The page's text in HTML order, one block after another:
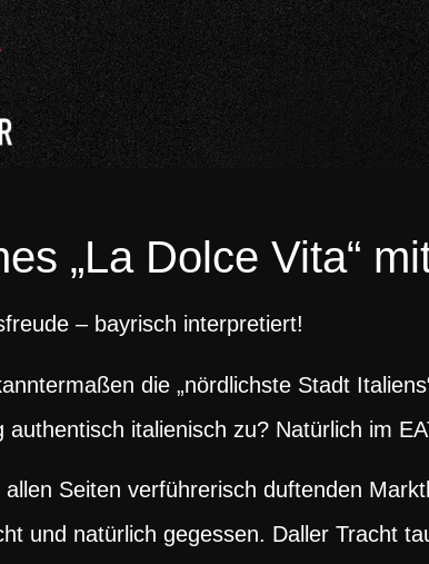
„La Dolce Vita“
– bayrisch interpretiert!
die „nördlichste Stadt
authentisch italienisch zu? Natürlich im
Seiten verführerisch duftenden
und natürlich gegessen. Daller Tracht